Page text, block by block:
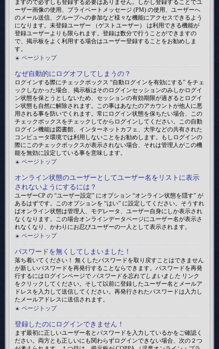
ますので必ずしも登録する必要はありません。しかし登録することでユ
ーザー画像の使用、プライベートメッセージ (PM) の使用、ユーザーへ
のメール送信、グループへの参加など様々な機能にアクセスできるよう
になります。未登録ユーザー （ゲストユーザー） は利用できる機能が
登録ユーザーよりも限られます。登録は数分で行うことができますの
で、掲示板をよく利用する場合はユーザー登録することをお勧めしま
す。
ページトップ
なぜ自動的にログオフしてしまうの？
ログインする際にチェックボックス “自動ログインを有効にする” をチェ
ックしなかった場合、掲示板はそのログインセッションのみしかログイ
ン状態を保とうとしないため、セッションの有効期限が過ぎるとログイ
ン状態も自然に解除されます。この事はあなたのアカウントが他人に悪
用される事を防いでくれます。常にログイン状態を保ちたい場合、この
チェックボックスをチェックしてからログインしてください。この自動
ログイン機能は図書館、インターネットカフェ、大学などの共有された
コンピュータ環境では利用しないことをお勧めします。もしログインの
際にこのチェックボックスが表示されない場合、それは管理人がこの機
能を無効に設定している事を意味します。
ページトップ
オンライン状態のユーザーとしてユーザー名をリストに表示
されないようにするには？
ユーザーCP の “ユーザー設定” にオプション “オンライン状態を隠す” が
あるはずです。このオプションを “はい” に設定してください。そうすれ
ばオンライン状態は管理人、モデレータ、ユーザー自身にしか表示され
なくなります。この場合オンラインデータページにユーザー名が表示さ
れなくなり、かわりにお忍びユーザーの一人として表示されます。
ページトップ
パスワードを無くしてしまいました！
落ち着いてください！ 無くしたパスワードを取り戻すことはできません
が新しいパスワードを再発行することならできます。パスワードを再発
行するにはログインページで パスワードを忘れてしまいました リンク
をクリックしてください。そして以前に登録したユーザー名とメールア
ドレスを入力して送信してください。再発行されたパスワードは入力し
たメールアドレスに送信されます。
ページトップ
登録したのにログインできません！
まず最初に正しいユーザー名とパスワードを入力しているかをご確認く
ださい。両方とも正しいにも関わらずログインできない場合、次の２つ